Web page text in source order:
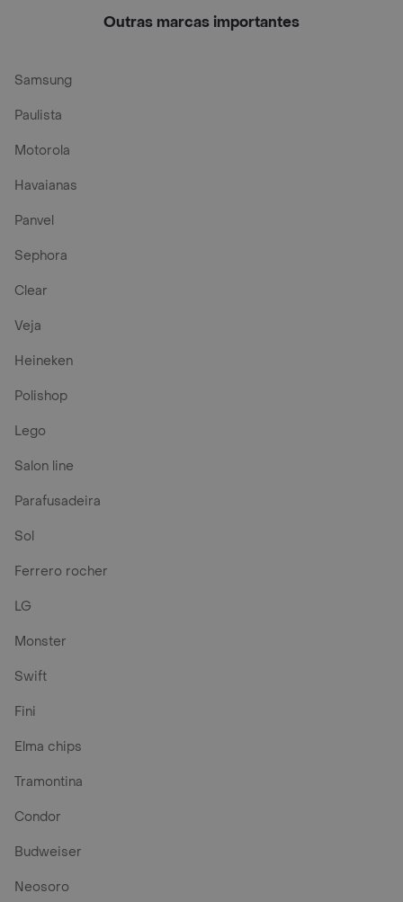
Outras marcas importantes
Samsung
Paulista
Motorola
Havaianas
Panvel
Sephora
Clear
Veja
Heineken
Polishop
Lego
Salon line
Parafusadeira
Sol
Ferrero rocher
LG
Monster
Swift
Fini
Elma chips
Tramontina
Condor
Budweiser
Neosoro